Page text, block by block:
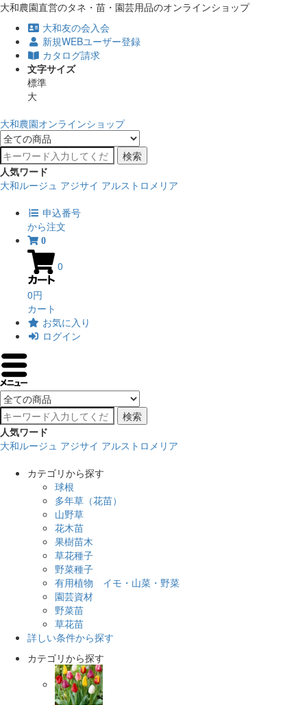
大和農園直営のタネ・苗・園芸用品のオンラインショップ
大和友の会入会
新規WEBユーザー登録
カタログ請求
文字サイズ
標準
大
大和農園オンラインショップ
検索
人気ワード
大和ルージュ アジサイ アルストロメリア
申込番号
から注文
0
0
0円
カート
お気に入り
ログイン
検索
人気ワード
大和ルージュ アジサイ アルストロメリア
カテゴリから探す
球根
多年草（花苗）
山野草
花木苗
果樹苗木
草花種子
野菜種子
有用植物 イモ・山菜・野菜
園芸資材
野菜苗
草花苗
詳しい条件から探す
カテゴリから探す